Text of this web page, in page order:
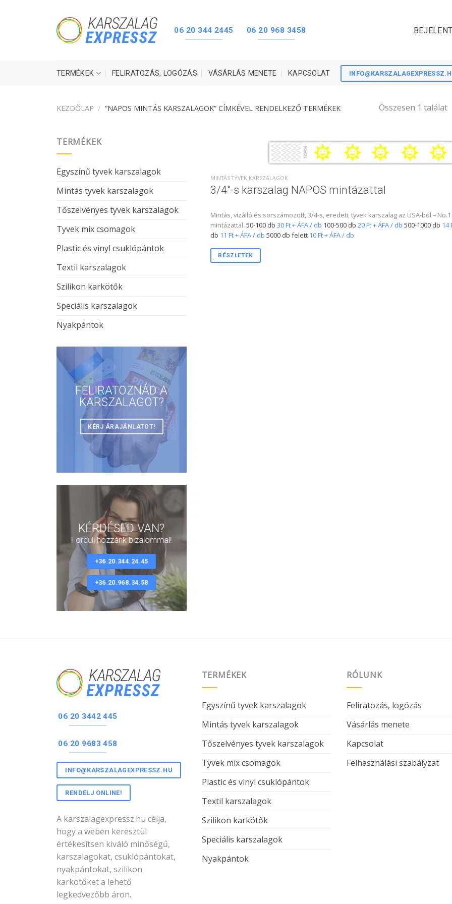
06 20 344 2445 06 20 968 3458
TERMÉKEK FELIRATOZÁS, LOGÓZÁS VÁSÁRLÁS MENETE KAPCSOLAT
KEZDŐLAP / “NAPOS MINTÁS KARSZALAGOK” CÍMKÉVEL RENDELKEZŐ TERMÉKEK Összesen 1 találat
TERMÉKEK
Egyszínű tyvek karszalagok
Mintás tyvek karszalagok
Tőszelvényes tyvek karszalagok
Tyvek mix csomagok
Plastic és vinyl csuklópántok
Textil karszalagok
Szilikon karkötők
Speciális karszalagok
Nyakpántok
FELIRATOZNÁD A
KARSZALAGOT?
KÉRJ ÁRAJÁNLATOT!
KÉRDÉSED VAN?
Fordulj hozzánk bizalommal!
+36.20.344.24.45
+36.20.968.34.58
MINTÁS TYVEK KARSZALAGOK
3/4″-s karszalag NAPOS mintázattal
Mintás, vízálló és sorszámozott, 3/4-s, eredeti, tyvek karszalag az USA-ból –
mintázattal. 50-100 db 30 Ft + ÁFA / db 100-500 db 20 Ft + ÁFA / db 500-1000 db 14
db 11 Ft + ÁFA / db 5000 db felett 10 Ft + ÁFA / db
RÉSZLETEK
06 20 3442 445
06 20 9683 458
INFO@KARSZALAGEXPRESSZ.HU
RENDELJ ONLINE!
A karszalagexpressz.hu célja,
hogy a weben keresztül
értékesítsen kiváló minőségű,
karszalagokat, csuklópántokat,
nyakpántokat, szilikon
karkötőket a lehető
legkedvezőbb áron.
TERMÉKEK
Egyszínű tyvek karszalagok
Mintás tyvek karszalagok
Tőszelvényes tyvek karszalagok
Tyvek mix csomagok
Plastic és vinyl csuklópántok
Textil karszalagok
Szilikon karkötők
Speciális karszalagok
Nyakpántok
RÓLUNK
Feliratozás, logózás
Vásárlás menete
Kapcsolat
Felhasználási szabályzat